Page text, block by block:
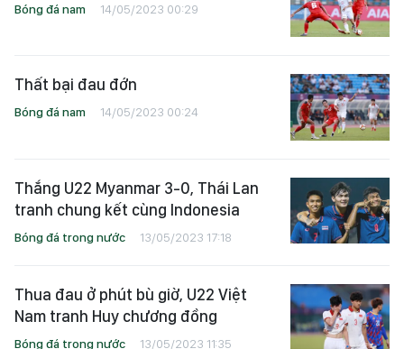
Bóng đá nam 14/05/2023 00:29
Thất bại đau đớn
Bóng đá nam 14/05/2023 00:24
Thắng U22 Myanmar 3-0, Thái Lan
tranh chung kết cùng Indonesia
Bóng đá trong nước 13/05/2023 17:18
Thua đau ở phút bù giờ, U22 Việt
Nam tranh Huy chương đồng
Bóng đá trong nước 13/05/2023 11:35